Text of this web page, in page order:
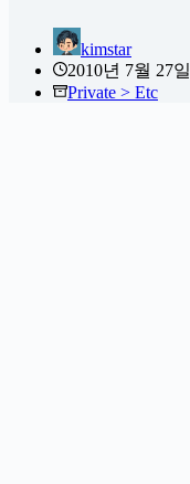
kimstar
2010년 7월 27일
Private > Etc